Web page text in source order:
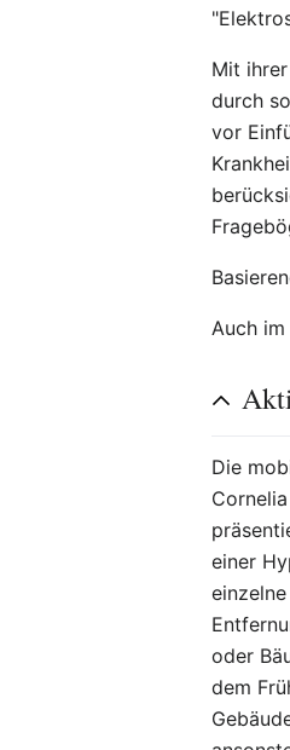
Mit
durch
vor
Auch
Die
einer
oder
dem